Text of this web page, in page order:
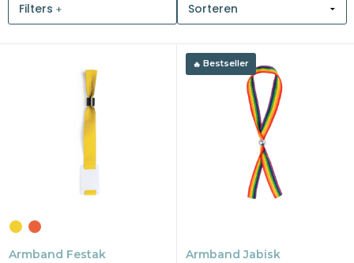
Snoepgoed
Health en wellness
Kantoorartikelen
Thema
Filters
Armband Festak
Bestseller
Armband Jabisk